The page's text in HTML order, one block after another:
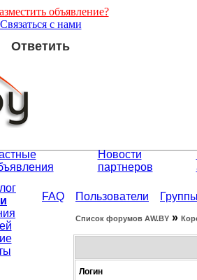
объявление?
Связаться с нами
Ответить
Новости
партнеров
FAQ Пользователи
Список форумов АW.BY »
Логин